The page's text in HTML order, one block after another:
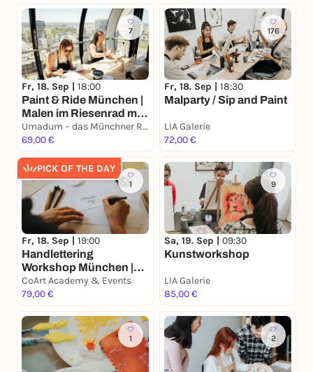
7
Fr, 18. Sep | 18:00
Paint & Ride München |
Malen im Riesenrad mit
Prosecco
Umadum – das Münchner Riesenrad
69,00 €
176
Fr, 18. Sep | 18:30
Malparty / Sip and Paint
LIA Galerie
72,00 €
PICK OF THE DAY
1
Fr, 18. Sep | 19:00
Handlettering
Workshop München |
Die Kunst des Schön-
Schreibens
CoArt Academy & Events
79,00 €
9
Sa, 19. Sep | 09:30
Kunstworkshop
LIA Galerie
85,00 €
1 2